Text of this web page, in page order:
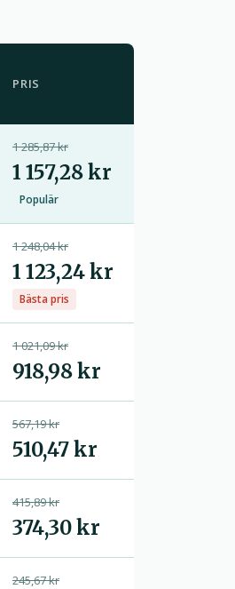
PRIS
1 285,87 kr
1 157,28 kr
Populär
1 248,04 kr
1 123,24 kr
Bästa pris
1 021,09 kr
918,98 kr
567,19 kr
510,47 kr
415,89 kr
374,30 kr
245,67 kr